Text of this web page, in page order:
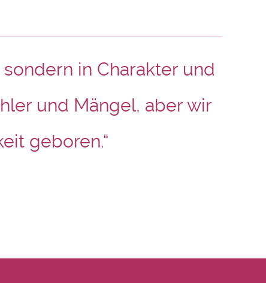
in Charakter und
und Mängel, aber wir
geboren.“